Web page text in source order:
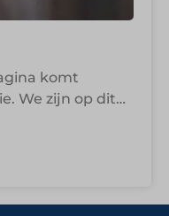
komt
We zijn op dit
bezig om…